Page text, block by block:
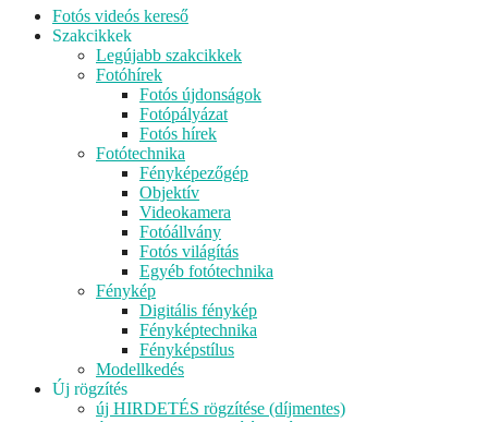
Fotós videós kereső
Szakcikkek
Legújabb szakcikkek
Fotóhírek
Fotós újdonságok
Fotópályázat
Fotós hírek
Fotótechnika
Fényképezőgép
Objektív
Videokamera
Fotóállvány
Fotós világítás
Egyéb fotótechnika
Fénykép
Digitális fénykép
Fényképtechnika
Fényképstílus
Modellkedés
Új rögzítés
új HIRDETÉS rögzítése (díjmentes)